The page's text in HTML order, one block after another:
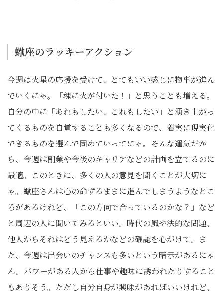
蠍座のラッキーアクション
今週は火星の応援を受けて、とてもいい感じに物事が進ん
でいくにゃ。「魂に火が付いた！」と思うことも増える。
自分の中に「あれもしたい、これもしたい」と湧き上がっ
てくるものを自覚することも多くなるので、着実に現実化
できるものを選んで固めていってにゃ。そんな運気だか
ら、今週は副業や今後のキャリアなどの計画を立てるのに
最適。このときに、多くの人の意見を聞くことが大切に
ゃ。蠍座さんは心の命ずるままに進んでしまうようなとこ
ろがあるけれど、「この方向で合っているのかな？」など
と周辺の人に聞いてみるといい。時代の風や法的な問題、
他人からそれはどう見えるかなどの確認を心がけて。ま
た、今週は出会いのチャンスも多いという暗示があるにゃ
ん。パワーがある人から仕事や趣味に誘われたりすること
もありそう。ただし自分自身が興味があればいいけれど、